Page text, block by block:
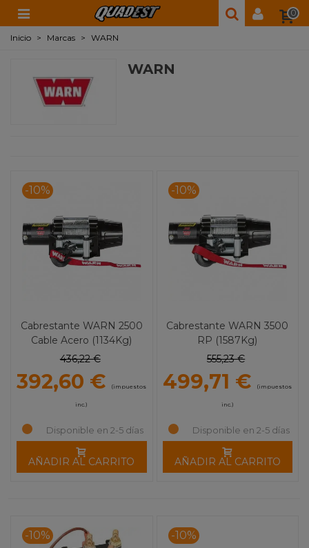
0
Inicio > Marcas > WARN
WARN
-10%
Cabrestante WARN 2500
Cable Acero (1134Kg)
436,22 €
392,60 € (impuestos
inc.)
Disponible en 2-5 días
AÑADIR AL CARRITO
-10%
Cabrestante WARN 3500
RP (1587Kg)
555,23 €
499,71 € (impuestos
inc.)
Disponible en 2-5 días
AÑADIR AL CARRITO
-10% -10%